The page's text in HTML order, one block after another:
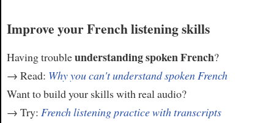
Improve your French listening skills
Having troubleunderstanding spoken French?
→ Read: Why you can't understand spoken French
Want to build your skills with real audio?
→ Try: French listening practice with transcripts